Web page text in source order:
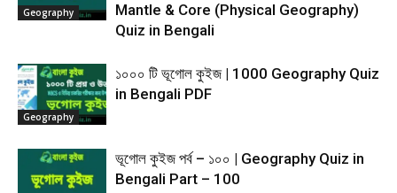
Geography
Mantle & Core (Physical Geography)
Quiz in Bengali
Geography
১০০০ টি ভূগোল কুইজ | 1000 Geography Quiz
in Bengali PDF
ভূগোল কুইজ পর্ব – ১০০ | Geography Quiz in
Bengali Part – 100